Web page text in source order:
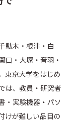
駄木・根津・白
口・大塚・音羽・
東京大学をはじめ
は、教員・研究者
・実験機器・パソ
けが難しい品目の